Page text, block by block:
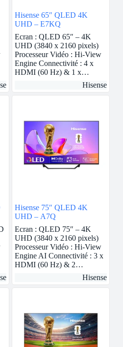
Hisense 65″ QLED 4K
UHD – E7KQ
Ecran : QLED 65″ – 4K
UHD (3840 x 2160 pixels)
Processeur Vidéo : Hi-View
Engine Connectivité : 4 x
HDMI (60 Hz) & 1 x…
Hisense
Hisense 75″ QLED 4K
UHD – A7Q
Ecran : QLED 75″ – 4K
UHD (3840 x 2160 pixels)
Processeur Vidéo : Hi-View
Engine AI Connectivité : 3 x
HDMI (60 Hz) & 2…
Hisense